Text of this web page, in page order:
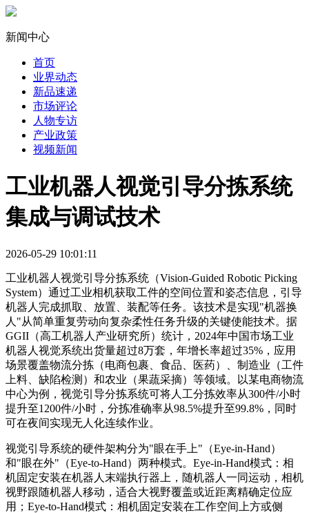
新闻中心
首页
业界动态
新品速递
市场评论
人物专访
产业政策
视频新闻
工业机器人视觉引导分拣系统
集成与调试技术
2026-05-29 10:01:11
工业机器人视觉引导分拣系统（Vision-Guided Robotic Picking
System）通过工业相机获取工件的空间位置和姿态信息，引导
机器人完成抓取、放置、装配等任务。该技术是实现"机器换
人"从简单重复劳动向复杂柔性任务升级的关键使能技术。据
GGII（高工机器人产业研究所）统计，2024年中国市场工业
机器人视觉系统出货量超过8万套，年增长率超过35%，应用
场景覆盖物流分拣（电商包裹、食品、医药）、制造业（工件
上料、缺陷检测）和农业（果蔬采摘）等领域。以某电商物流
中心为例，视觉引导分拣系统可将人工分拣效率从300件/小时
提升至1200件/小时，分拣准确率从98.5%提升至99.8%，同时
可在夜间实现无人化连续作业。
视觉引导系统的硬件架构分为"眼在手上"（Eye-in-Hand）
和"眼在外"（Eye-to-Hand）两种模式。Eye-in-Hand模式：相
机固定安装在机器人末端执行器上，随机器人一同运动，相机
视野跟随机器人移动，适合大视野覆盖或近距离精确定位应
用；Eye-to-Hand模式：相机固定安装在工作空间上方或侧